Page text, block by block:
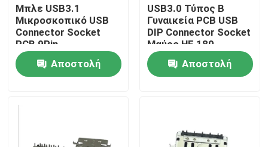
Σπίτι
Περίπου εμείς
Μπλε USB3.1
Μικροσκοπικό USB
Connector Socket
PCB 9Pin
Αποστολή
USB3.0 Τύπος Β
Γυναικεία PCB USB
DIP Connector Socket
Μαύρο HF 180
μορφής T
Αποστολή